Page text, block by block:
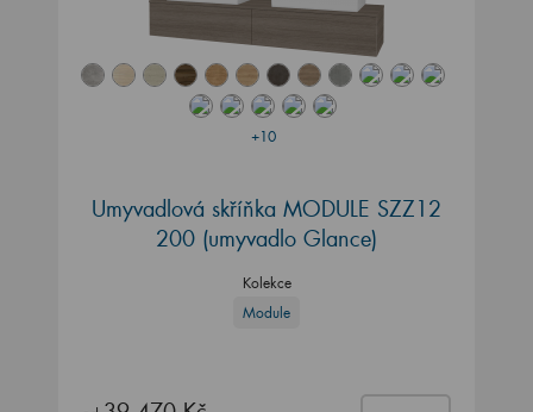
+10
Umyvadlová skříňka MODULE SZZ12
200 (umyvadlo Glance)
Kolekce
Module